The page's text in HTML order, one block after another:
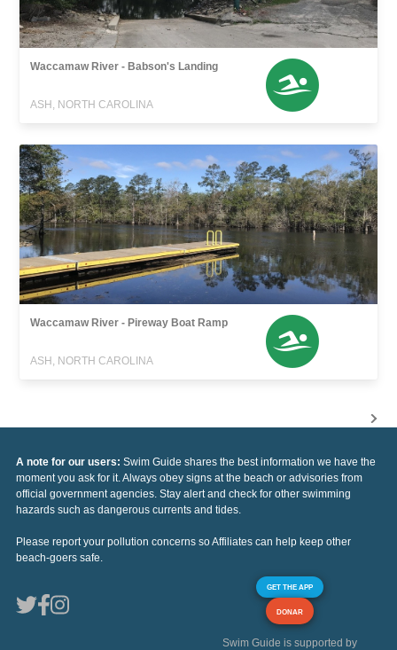
Waccamaw River - Babson's Landing
ASH, NORTH CAROLINA
Waccamaw River - Pireway Boat Ramp
ASH, NORTH CAROLINA
A note for our users: Swim Guide shares the best information we have the
moment you ask for it. Always obey signs at the beach or advisories from
official government agencies. Stay alert and check for other swimming
hazards such as dangerous currents and tides.
Please report your pollution concerns so Affiliates can help keep other
beach-goers safe.
GET THE APP
DONAR
Swim Guide is supported by